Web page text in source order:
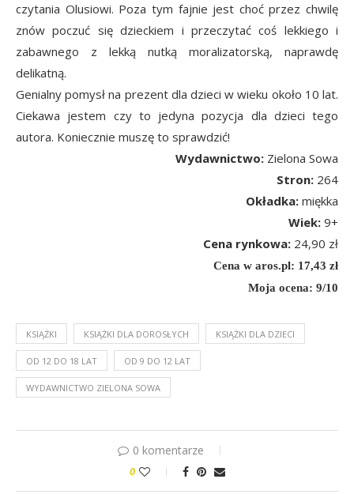
czytania Olusiowi. Poza tym fajnie jest choć przez chwilę
znów poczuć się dzieckiem i przeczytać coś lekkiego i
zabawnego z lekką nutką moralizatorską, naprawdę
delikatną.
Genialny pomysł na prezent dla dzieci w wieku około 10 lat.
Ciekawa jestem czy to jedyna pozycja dla dzieci tego
autora. Koniecznie muszę to sprawdzić!
Wydawnictwo: Zielona Sowa
Stron: 264
Okładka: miękka
Wiek: 9+
Cena rynkowa: 24,90 zł
Cena w aros.pl: 17,43 zł
Moja ocena: 9/10
KSIĄŻKI KSIĄŻKI DLA DOROSŁYCH KSIĄŻKI DLA DZIECI
OD 12 DO 18 LAT OD 9 DO 12 LAT
WYDAWNICTWO ZIELONA SOWA
0 komentarze
0